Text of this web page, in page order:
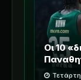
Οι 10